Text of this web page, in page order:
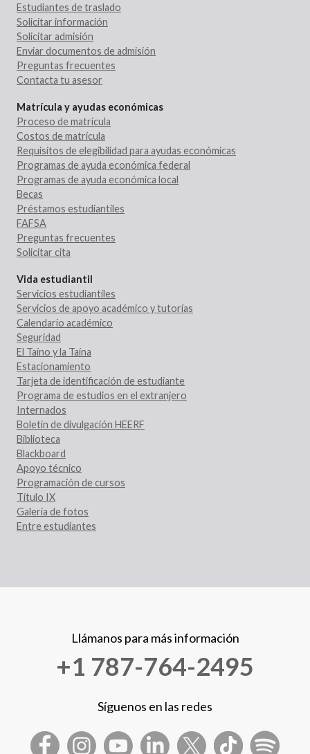
Estudiantes de traslado
Solicitar información
Solicitar admisión
Enviar documentos de admisión
Preguntas frecuentes
Contacta tu asesor
Matrícula y ayudas económicas
Proceso de matrícula
Costos de matrícula
Requisitos de elegibilidad para ayudas económicas
Programas de ayuda económica federal
Programas de ayuda económica local
Becas
Préstamos estudiantiles
FAFSA
Preguntas frecuentes
Solicitar cita
Vida estudiantil
Servicios estudiantiles
Servicios de apoyo académico y tutorías
Calendario académico
Seguridad
El Taíno y la Taína
Estacionamiento
Tarjeta de identificación de estudiante
Programa de estudios en el extranjero
Internados
Boletín de divulgación HEERF
Biblioteca
Blackboard
Apoyo técnico
Programación de cursos
Título IX
Galería de fotos
Entre estudiantes
Llámanos para más información
+1 787-764-2495
Síguenos en las redes